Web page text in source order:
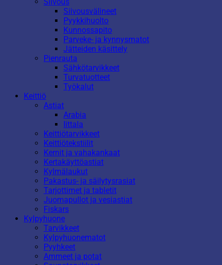
Siivousvälineet
Pyykkihuolto
Kunnossapito
Parveke- ja kynnysmatot
Jätteiden käsittely
Pienrauta
Sähkötarvikkeet
Turvatuotteet
Työkalut
Keittiö
Astiat
Arabia
Iittala
Keittiötarvikkeet
Keittiötekstiilit
Kernit ja vahakankaat
Kertakäyttöastiat
Kylmälaukut
Pakastus- ja säilytysrasiat
Tarjottimet ja tabletit
Juomapullot ja vesiastiat
Fiskars
Kylpyhuone
Tarvikkeet
Kylpyhuonematot
Pyyhkeet
Ammeet ja potat